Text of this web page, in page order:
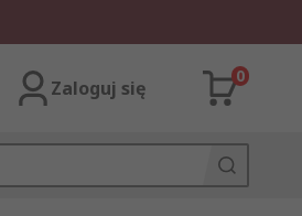
Zaloguj się
0